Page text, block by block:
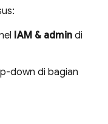
IAM & admin di
down di bagian